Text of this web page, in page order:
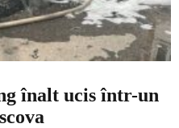
înalt ucis într-un